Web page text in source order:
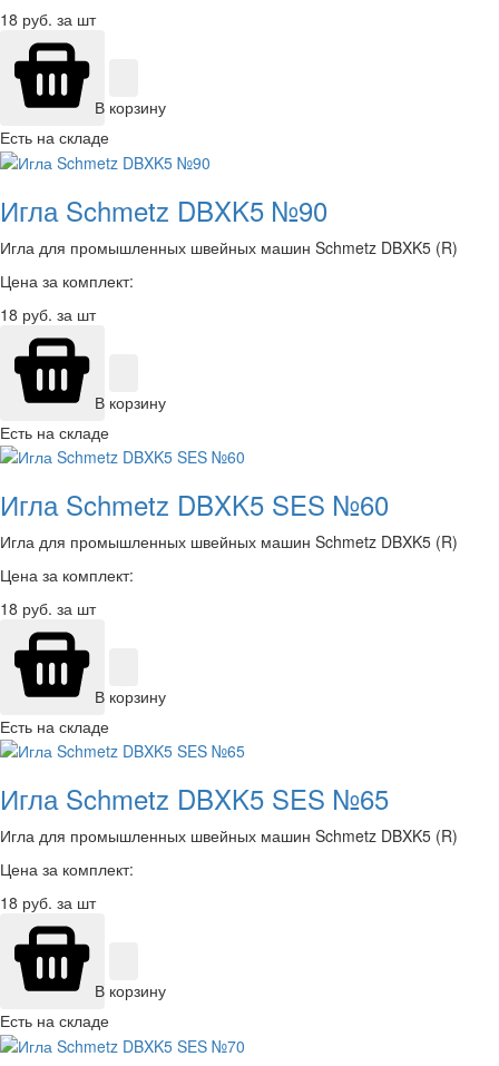
18 руб. за шт
В корзину
Есть на складе
Игла Schmetz DBXK5 №90
Игла для промышленных швейных машин Schmetz DBXK5 (R)
Цена за комплект:
18 руб. за шт
В корзину
Есть на складе
Игла Schmetz DBXK5 SES №60
Игла для промышленных швейных машин Schmetz DBXK5 (R)
Цена за комплект:
18 руб. за шт
В корзину
Есть на складе
Игла Schmetz DBXK5 SES №65
Игла для промышленных швейных машин Schmetz DBXK5 (R)
Цена за комплект:
18 руб. за шт
В корзину
Есть на складе